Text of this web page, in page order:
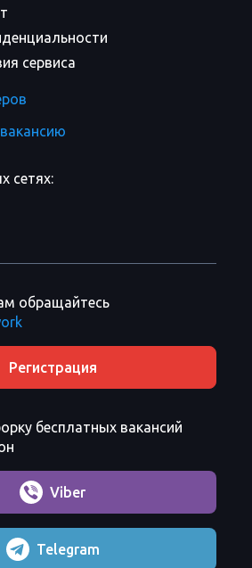
сетях:
сервиса
обращайтесь
Регистрация
бесплатных вакансий
Viber
Telegram